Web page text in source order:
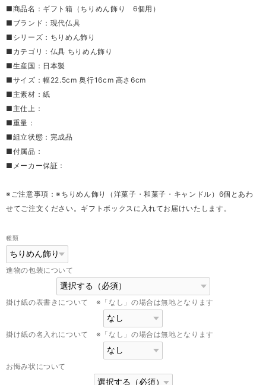
■商品名：ギフト箱（ちりめん飾り 6個用）
■ブランド：現代仏具
■シリーズ：ちりめん飾り
■カテゴリ：仏具 ちりめん飾り
■生産国：日本製
■サイズ：幅22.5cm 奥行16cm 高さ6cm
■主素材：紙
■主仕上：
■重量：
■組立状態：完成品
■付属品：
■メーカー保証：
※ご注意事項：※ちりめん飾り（洋菓子・和菓子・キャンドル）6個とあわ
せてご注文ください。ギフトボックスに入れてお届けいたします。
種類
進物の包装について
掛け紙の表書きについて ※「なし」の場合は無地となります
掛け紙の名入れについて ※「なし」の場合は無地となります
お悔み状について